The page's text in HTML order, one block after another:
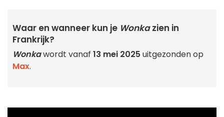
Waar en wanneer kun je Wonkazien in
Frankrijk?
Wonkawordt vanaf 13 mei 2025 uitgezonden op
Max.